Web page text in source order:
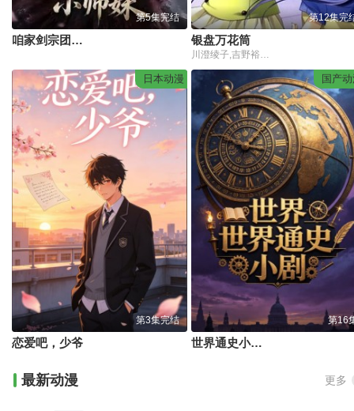
第5集完结
咱家剑宗团宠小师妹第二季
第12集完
银盘万花筒
川澄绫子,吉野裕行,小杉十郎太,铃木弘子,斋藤千和,能登麻美子,井上麻里奈,千叶一伸,冈本麻弥,村井每早
日本动漫
第3集完结
恋爱吧，少爷
国产
第16
世界通史小剧第二季
最新动漫 更多